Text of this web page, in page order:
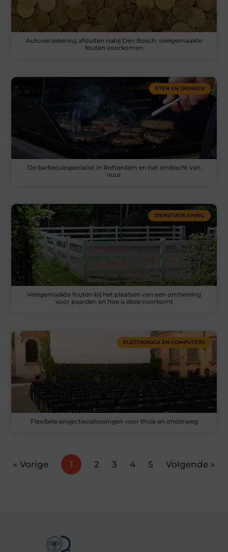
Autoverzekering afsluiten nabij Den Bosch: veelgemaakte
fouten voorkomen
ETEN EN DRINKEN
De barbecuespecialist in Rotterdam en het ambacht van
vuur
DIENSTVERLENING
Veelgemaakte fouten bij het plaatsen van een omheining
voor paarden en hoe u deze voorkomt
ELECTRONICA EN COMPUTERS
Flexibele projectieoplossingen voor thuis en onderweg
« Vorige 1 2 3 4 5 Volgende »